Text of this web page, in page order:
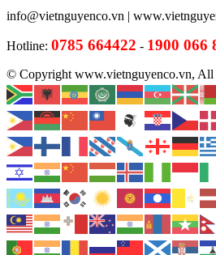
info@vietnguyenco.vn |
Hotline: 0785 664422 - 1900 066
© Copyright www.vietnguyenco.vn, All